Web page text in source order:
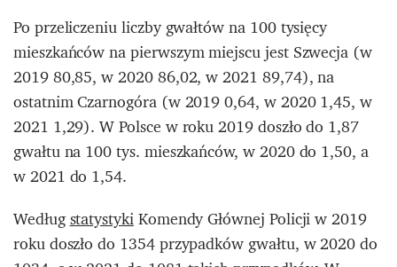
Po przeliczeniu liczby gwałtów na 100 tysięcy
mieszkańców na pierwszym miejscu jest Szwecja (w
2019 80,85, w 2020 86,02, w 2021 89,74), na
ostatnim Czarnogóra (w 2019 0,64, w 2020 1,45, w
2021 1,29). W Polsce w roku 2019 doszło do 1,87
gwałtu na 100 tys. mieszkańców, w 2020 do 1,50, a
w 2021 do 1,54.
WedługstatystykiKomendy Głównej Policji w 2019
roku doszło do 1354 przypadków gwałtu, w 2020 do